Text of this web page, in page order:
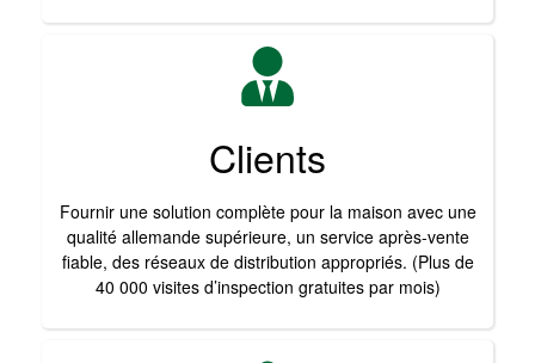
Clients
Fournir une solution complète pour la maison avec une
qualité allemande supérieure, un service après-vente
fiable, des réseaux de distribution appropriés. (Plus de
40 000 visites d’inspection gratuites par mois)